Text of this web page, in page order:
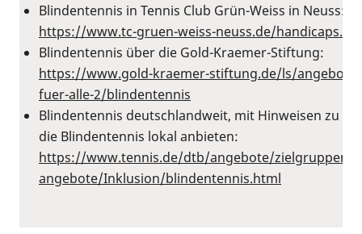
Blindentennis in Tennis Club Grün-Weiss in Neuss:
https://www.tc-gruen-weiss-neuss.de/
Blindentennis über die Gold-Kraemer-Stiftung:
⁠https://www.gold-kraemer-stiftung.de/ls/
fuer-alle-2/blindentennis
Blindentennis deutschlandweit, mit Hinweisen zu
die Blindentennis lokal anbieten:
https://www.tennis.de/dtb/angebote/
angebote/Inklusion/blindentennis.html